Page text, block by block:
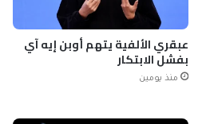
عبقري الألفية يتهم أوبن إيه آي
بفشل الابتكار
منذ يومين